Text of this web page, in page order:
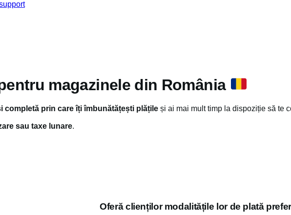
magazinele din România
completă prin care îți îmbunătățești plățile și ai mai mult timp la dispoziție să te
sau taxe lunare.
Oferă clienților modalitățile lor de plată